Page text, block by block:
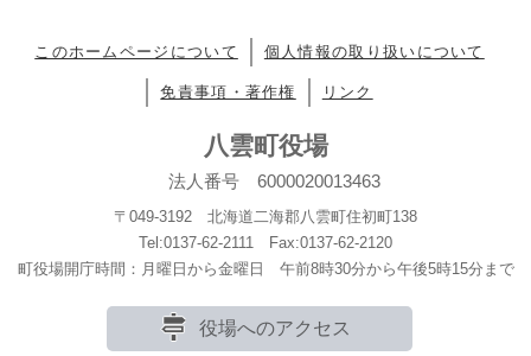
このホームページについて 個人情報の取り扱いについて
免責事項・著作権 リンク
八雲町役場
法人番号 6000020013463
〒049-3192 北海道二海郡八雲町住初町138
Tel:0137-62-2111 Fax:0137-62-2120
町役場開庁時間：月曜日から金曜日 午前8時30分から午後5時15分まで
役場へのアクセス